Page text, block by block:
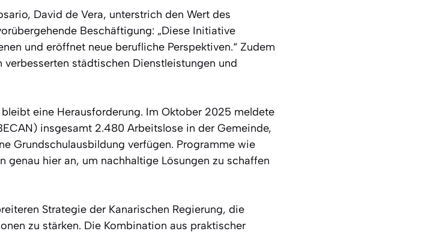
David de Vera, unterstrich den Wert des
Beschäftigung: „Diese Initiative
und eröffnet neue berufliche Perspektiven.“ Zudem
städtischen Dienstleistungen und
eine Herausforderung. Im Oktober 2025 meldete
insgesamt 2.480 Arbeitslose in der Gemeinde,
Grundschulausbildung verfügen. Programme wie
genau hier an, um nachhaltige Lösungen zu schaffen
Strategie der Kanarischen Regierung, die
zu stärken. Die Kombination aus praktischer